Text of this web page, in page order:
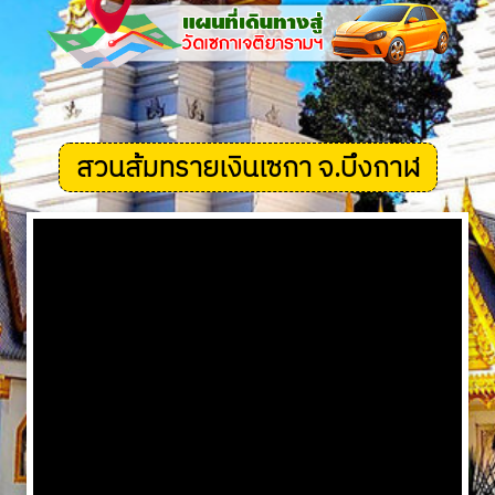
สวนส้มทรายเงินเซกา จ.บึงกาฬ